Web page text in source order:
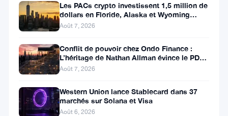
était
son
prix
plus
bas
Les PACs crypto investissent 1,5 million de
dollars en Floride, Alaska et Wyoming
après un revers au Michigan
Août 7, 2026
Conflit de pouvoir chez Ondo Finance :
L’héritage de Nathan Allman évince le PDG
Ian De Bode le 24 juillet
Août 7, 2026
Western Union lance Stablecard dans 37
marchés sur Solana et Visa
Août 6, 2026